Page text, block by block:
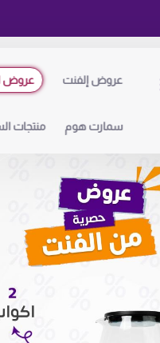
عروض إلفنت عروض
سمارت هوم منتجات غلاية توفنير مع 2 اكواب حافظة للحرارة